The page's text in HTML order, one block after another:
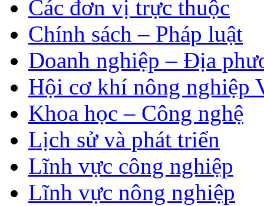
Các đơn vị trực thuộc
Chính sách – Pháp luật
Doanh nghiệp – Địa
Hội cơ khí nông nghiệp
Khoa học – Công nghệ
Lịch sử và phát triển
Lĩnh vực công nghiệp
Lĩnh vực nông nghiệp